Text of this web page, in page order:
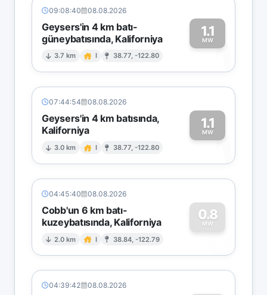
09:08:40 08.08.2026
Geysers'in 4 km batı-
güneybatısında, Kaliforniya
3.7 km I 38.77, -122.80
1.1
MW1
07:44:54 08.08.2026
Geysers'in 4 km batısında,
Kaliforniya
3.0 km I 38.77, -122.80
1.1
MW1
04:45:40 08.08.2026
Cobb'un 6 km batı-
kuzeybatısında, Kaliforniya
2.0 km I 38.84, -122.79
0.8
MW
0
04:39:42 08.08.2026